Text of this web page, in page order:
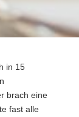
in 15
brach eine
fast alle